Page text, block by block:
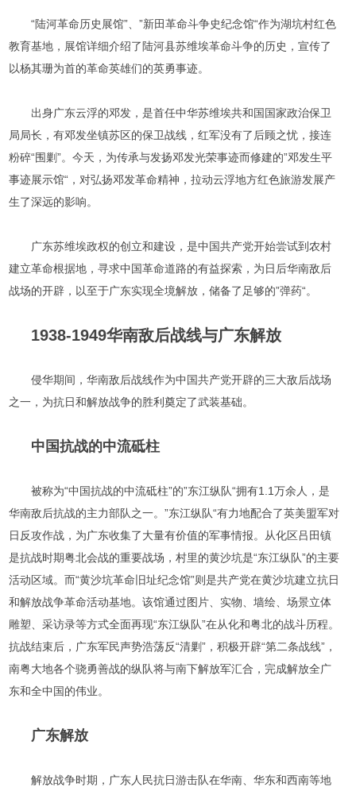
“陆河革命历史展馆”、”新田革命斗争史纪念馆“作为湖坑村红色
教育基地，展馆详细介绍了陆河县苏维埃革命斗争的历史，宣传了
以杨其珊为首的革命英雄们的英勇事迹。
出身广东云浮的邓发，是首任中华苏维埃共和国国家政治保卫
局局长，有邓发坐镇苏区的保卫战线，红军没有了后顾之忧，接连
粉碎“围剿”。今天，为传承与发扬邓发光荣事迹而修建的”邓发生平
事迹展示馆“，对弘扬邓发革命精神，拉动云浮地方红色旅游发展产
生了深远的影响。
广东苏维埃政权的创立和建设，是中国共产党开始尝试到农村
建立革命根据地，寻求中国革命道路的有益探索，为日后华南敌后
战场的开辟，以至于广东实现全境解放，储备了足够的”弹药“。
1938-1949华南敌后战线与广东解放
侵华期间，华南敌后战线作为中国共产党开辟的三大敌后战场
之一，为抗日和解放战争的胜利奠定了武装基础。
中国抗战的中流砥柱
被称为“中国抗战的中流砥柱”的”东江纵队“拥有1.1万余人，是
华南敌后抗战的主力部队之一。”东江纵队“有力地配合了英美盟军对
日反攻作战，为广东收集了大量有价值的军事情报。从化区吕田镇
是抗战时期粤北会战的重要战场，村里的黄沙坑是“东江纵队”的主要
活动区域。而“黄沙坑革命旧址纪念馆”则是共产党在黄沙坑建立抗日
和解放战争革命活动基地。该馆通过图片、实物、墙绘、场景立体
雕塑、采访录等方式全面再现“东江纵队”在从化和粤北的战斗历程。
抗战结束后，广东军民声势浩荡反“清剿”，积极开辟“第二条战线”，
南粤大地各个骁勇善战的纵队将与南下解放军汇合，完成解放全广
东和全中国的伟业。
广东解放
解放战争时期，广东人民抗日游击队在华南、华东和西南等地